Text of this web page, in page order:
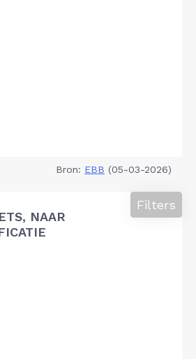
Bron: EBB (05-03-2026)
NAAR
Filters